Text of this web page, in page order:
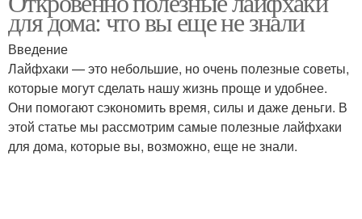
для дома: что вы еще не знали
Введение
Лайфхаки — это небольшие, но очень полезные советы,
которые могут сделать нашу жизнь проще и удобнее.
Они помогают сэкономить время, силы и даже деньги. В
этой статье мы рассмотрим самые полезные лайфхаки
для дома, которые вы, возможно, еще не знали.